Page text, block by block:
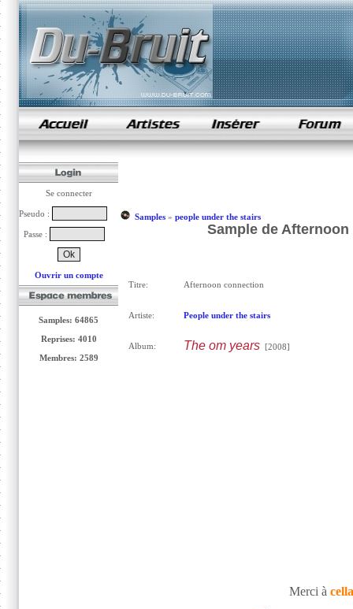
samples de rap
Se connecter
Pseudo :
Passe :
Ouvrir un compte
Samples: 64865
Reprises: 4010
Membres: 2589
Samples» people under the stairs
Sample de
Titre: Afternoon connection
Artiste: People under the stairs
Album: The om years[2008]
Merci à